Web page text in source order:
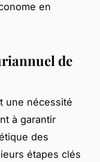
en
de
une nécessité
à garantir
des
étapes clés